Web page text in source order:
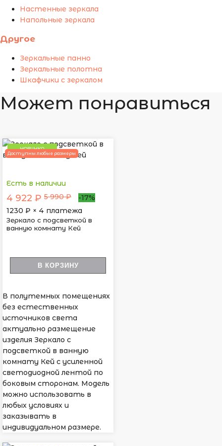
Настенные зеркала
Напольные зеркала
Другое
Зеркальные панно
Зеркальные полотна
Шкафчики с зеркалом
Может понравиться
НОВИНКА
Доступны любые размеры
Есть в наличии
4 922 ₽ 5 990 ₽
-17%
1230 ₽ × 4 платежа
Зеркало с подсветкой в
ванную комнату Кей
В КОРЗИНУ
В полутемных помещениях
без естественных
источников света
актуально размещение
изделия Зеркало с
подсветкой в ванную
комнату Кей с усиленной
светодиодной лентой по
боковым сторонам. Модель
можно использовать в
любых условиях и
заказывать в
индивидуальном размере.